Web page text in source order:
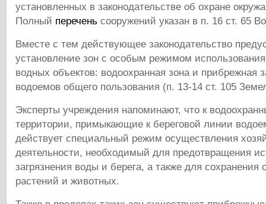
установленных в законодательстве об охране
Полный перечень сооружений указан в п. 16 ст. 65
Вместе с тем действующее законодательство
установление зон с особым режимом
водных объектов: водоохранная зона и прибрежная
водоемов общего пользования (п. 13-14 ст. 105
Эксперты учреждения напоминают, что к
территории, примыкающие к береговой линии
действует специальный режим осуществления
деятельности, необходимый для предотвращения
загрязнения воды и берега, а также для сохранения
растений и животных.